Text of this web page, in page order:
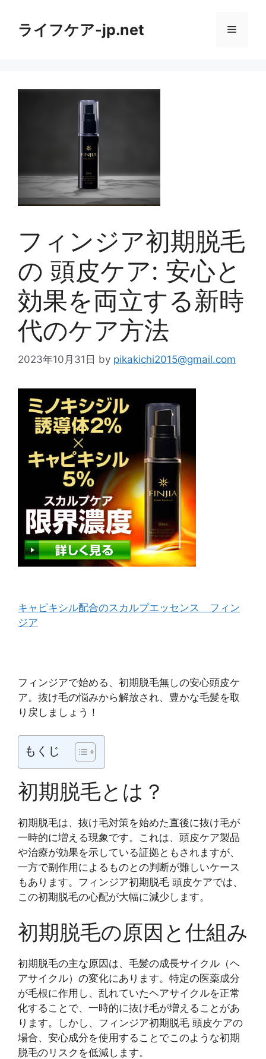
ライフケア-jp.net メ
フィンジア初期脱毛
の 頭皮ケア: 安心と
効果を両立する新時
代のケア方法
2023年10月31日 by pikakichi2015@gmail.com
キャピキシル配合のスカルプエッセンス フィン
ジア
フィンジアで始める、初期脱毛無しの安心頭皮ケ
ア。抜け毛の悩みから解放され、豊かな毛髪を取
り戻しましょう！
もくじ
初期脱毛とは？
初期脱毛は、抜け毛対策を始めた直後に抜け毛が
一時的に増える現象です。これは、頭皮ケア製品
や治療が効果を示している証拠ともされますが、
一方で副作用によるものとの判断が難しいケース
もあります。フィンジア初期脱毛 頭皮ケアでは、
この初期脱毛の心配が大幅に減少します。
初期脱毛の原因と仕組み
初期脱毛の主な原因は、毛髪の成長サイクル（ヘ
アサイクル）の変化にあります。特定の医薬成分
が毛根に作用し、乱れていたヘアサイクルを正常
化することで、一時的に抜け毛が増えることがあ
ります。しかし、フィンジア初期脱毛 頭皮ケアの
場合、安心成分を使用することでこのような初期
脱毛のリスクを低減します。